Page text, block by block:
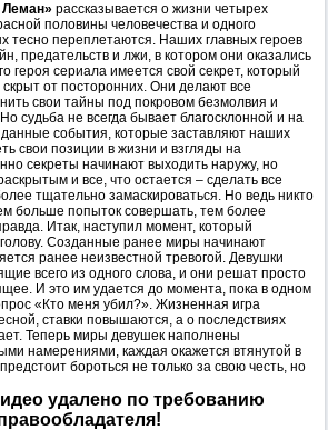
Леман» рассказывается о жизни четырех
половины человечества и одного
тесно переплетаются. Наших главных героев
предательств и лжи, в котором они оказались
героя сериала имеется свой секрет, который
от посторонних. Они делают все
свои тайны под покровом безмолвия и
судьба не всегда бывает благосклонной и на
события, которые заставляют наших
свои позиции в жизни и взгляды на
секреты начинают выходить наружу, но
и все, что остается – сделать все
тщательно замаскироваться. Но ведь никто
больше попыток совершать, тем более
Итак, наступил момент, который
голову. Созданные ранее миры начинают
ранее неизвестной тревогой. Девушки
всего из одного слова, и они решат просто
И это им удается до момента, пока в одном
«Кто меня убил?». Жизненная игра
ставки повышаются, а о последствиях
Теперь миры девушек наполнены
намерениями, каждая окажется втянутой в
бороться не только за свою честь, но
удалено по требованию